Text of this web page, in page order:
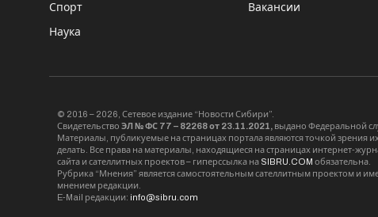
Спорт
Наука
Вакансии
© 2016 – 2026, Сетевое издание “Новости Сибири”.
Свидетельство ЭЛ № ФС 77 – 82268 от 23.11.2021, выдано Федеральной
Материалы, публикуемые на страницах портала являются точкой зрения
делать. Все права на материалы, находящиеся на страницах интернет-
сайта и сателлитных проектов – гиперссылка на SIBRU.COM обязательна.
Рубрика “Мнения” является самостоятельным сателлитным проектом и
мнением редакции.
E-Mail редакции: info@sibru.com